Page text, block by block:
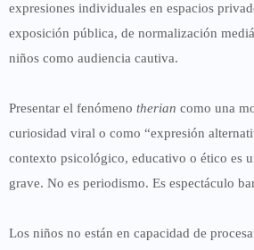
expresiones individuales en espacios
exposición pública, de normalización
niños como audiencia cautiva.
Presentar el fenómeno therian como una
curiosidad viral o como “expresión
contexto psicológico, educativo o ético es
grave. No es periodismo. Es espectáculo
Los niños no están en capacidad de